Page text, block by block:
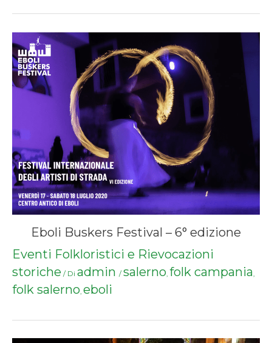
Eboli Buskers Festival – 6° edizione
Eventi Folkloristici e Rievocazioni
storiche / Di admin / salerno, folk campania,
folk salerno, eboli